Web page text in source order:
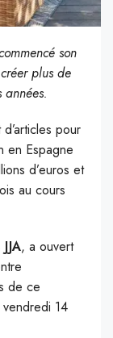
son
plus de
pour
en Espagne
d’euros et
au cours
JJA, a ouvert
de ce
vendredi 14